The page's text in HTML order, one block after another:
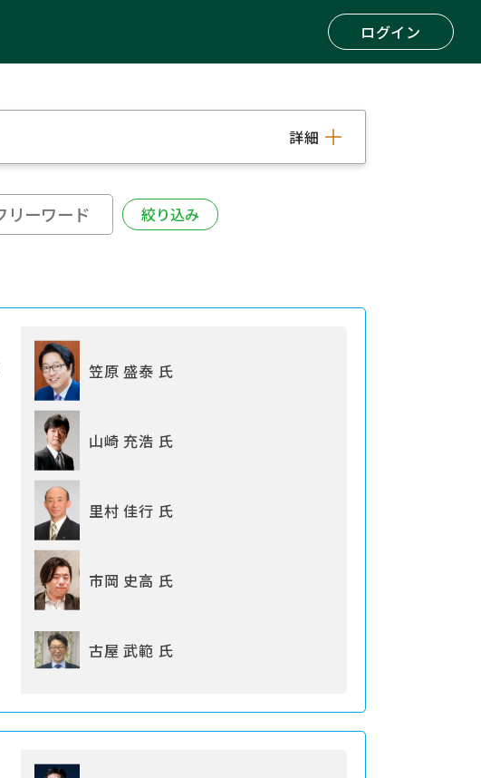
ログイン
詳細
笠原 盛泰 氏
山崎 充浩 氏
里村 佳行 氏
市岡 史高 氏
古屋 武範 氏